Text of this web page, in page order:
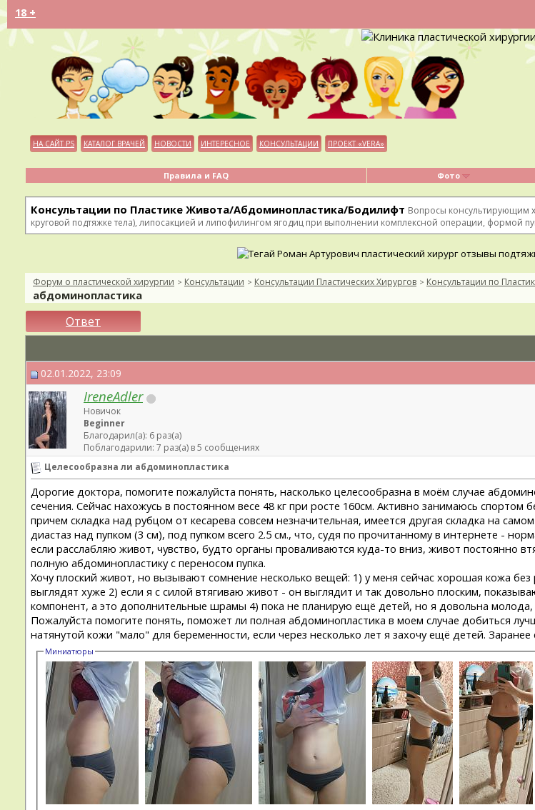
18 +
НА САЙТ PS КАТАЛОГ ВРАЧЕЙ НОВОСТИ ИНТЕРЕСНОЕ КОНСУЛЬТАЦИИ ПРОЕКТ «VERA»
Правила и FAQ Фото
Консультации по Пластике Живота/Абдоминопластика/Бодилифт Вопросы консультирующим
круговой подтяжке тела), липосакцией и липофилингом ягодиц при выполнении комплексной операции, формой
Форум о пластической хирургии > Консультации > Консультации Пластических Хирургов > Консультации по
абдоминопластика
Ответ
02.01.2022, 23:09
IreneAdler
Новичок
Beginner
Благодарил(а): 6 раз(а)
Поблагодарили: 7 раз(а) в 5 сообщениях
Целесообразна ли абдоминопластика
Дорогие доктора, помогите пожалуйста понять, насколько целесообразна в моём случае
сечения. Сейчас нахожусь в постоянном весе 48 кг при росте 160см. Активно занимаюсь
причем складка над рубцом от кесарева совсем незначительная, имеется другая складка на
диастаз над пупком (3 см), под пупком всего 2.5 см., что, судя по прочитанному в интернете -
если расслабляю живот, чувство, будто органы проваливаются куда-то вниз, живот постоянно
полную абдоминопластику с переносом пупка.
Хочу плоский живот, но вызывают сомнение несколько вещей: 1) у меня сейчас хорошая кожа
выглядят хуже 2) если я с силой втягиваю живот - он выглядит и так довольно плоским,
компонент, а это дополнительные шрамы 4) пока не планирую ещё детей, но я довольна молода,
Пожалуйста помогите понять, поможет ли полная абдоминопластика в моем случае добиться
натянутой кожи "мало" для беременности, если через несколько лет я захочу ещё детей.
Миниатюры